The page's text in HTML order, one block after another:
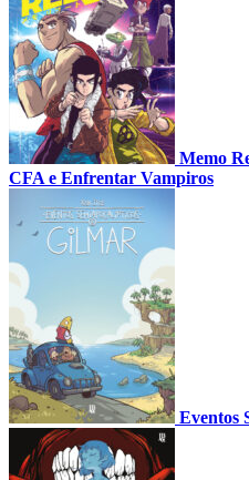
Memo
CFA e Enfrentar Vampiros
Eventos